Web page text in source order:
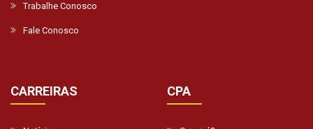
Trabalhe Conosco
Fale Conosco
CARREIRAS CPA